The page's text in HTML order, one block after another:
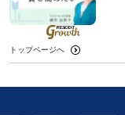
トップページへ